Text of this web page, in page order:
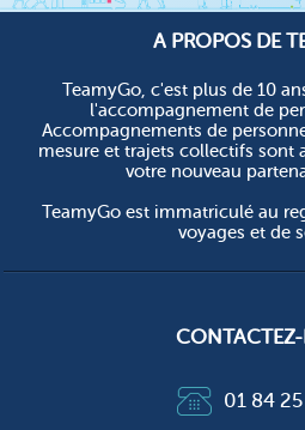
A PROPOS DE
TeamyGo, c'est plus de 10
l'accompagnement de
Accompagnements de
mesure et trajets collectifs sont
votre nouveau
TeamyGo est immatriculé au
voyages et de
01 84